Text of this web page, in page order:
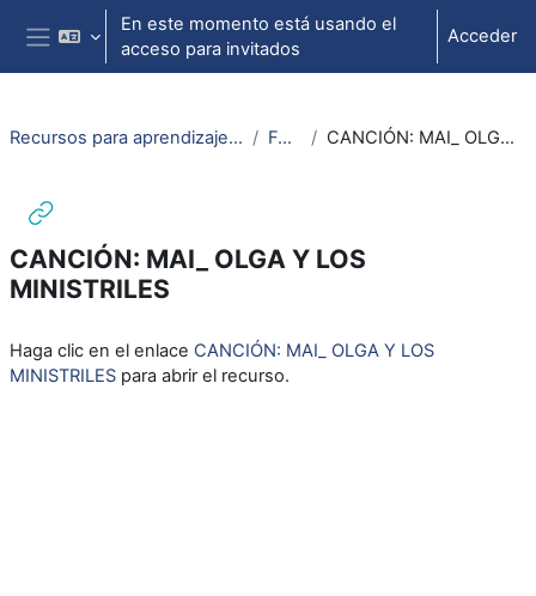
Salta al contenido principal
Panel lateral
En este momento está usando el
acceso para invitados
Acceder
Recursos para aprendizaje de lengua aragonesa FAMILIA CANCIÓN: MAI_ OLGA Y LOS MINISTRILES
CANCIÓN: MAI_ OLGA Y LOS
MINISTRILES
Haga clic en el enlace CANCIÓN: MAI_ OLGA Y LOS
MINISTRILES para abrir el recurso.